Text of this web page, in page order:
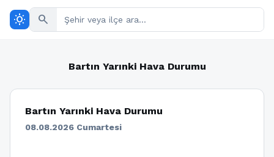
wb_sunny search
Bartın Yarınki Hava Durumu
Bartın Yarınki Hava Durumu
08.08.2026 Cumartesi